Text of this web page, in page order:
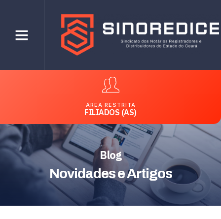
ÁREA RESTRITA
FILIADOS (AS)
Blog
Novidades e Artigos